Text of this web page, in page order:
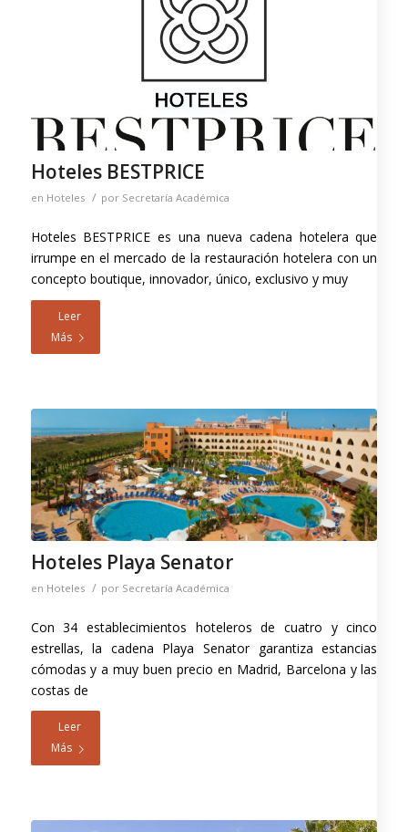
Hoteles BESTPRICE
en Hoteles / por Secretaría Académica
Hoteles BESTPRICE es una nueva cadena hotelera que
irrumpe en el mercado de la restauración hotelera con un
concepto boutique, innovador, único, exclusivo y muy
Leer
Más
Hoteles Playa Senator
en Hoteles / por Secretaría Académica
Con 34 establecimientos hoteleros de cuatro y cinco
estrellas, la cadena Playa Senator garantiza estancias
cómodas y a muy buen precio en Madrid, Barcelona y las
costas de
Leer
Más